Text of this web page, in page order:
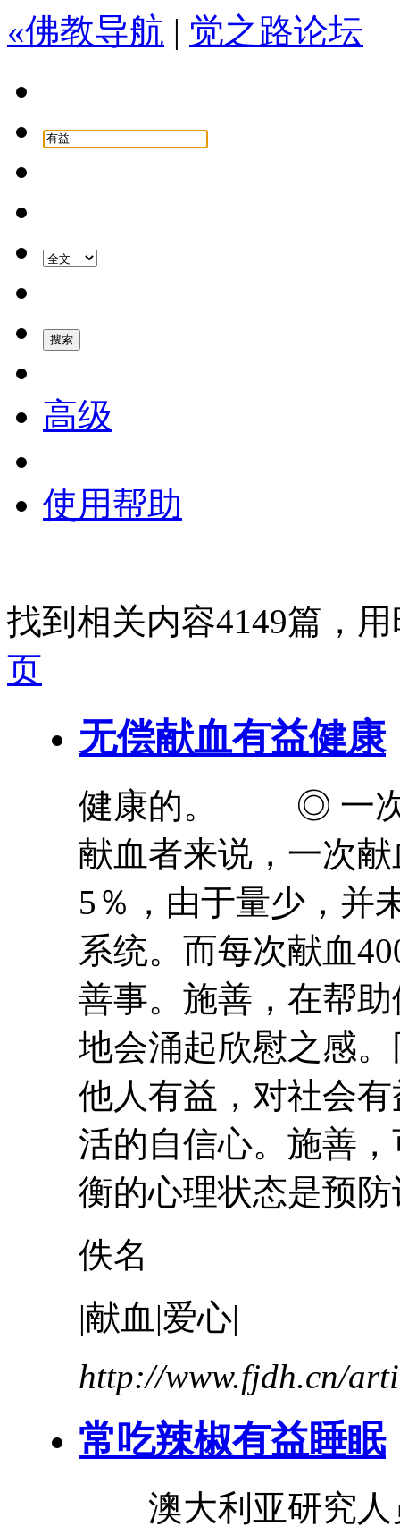
«佛教导航 | 觉之路论坛
高级
使用帮助
找到相关内容4149篇，
页
无偿献血有益健康
健康的。 ◎ 一次
献血者来说，一次
5％，由于量少，并
系统。而每次献血
善事。施善，在帮
地会涌起欣慰之感
他人有益 ，对社会有
活的自信心。施善
衡的心理状态是预
佚名
|献血|爱心|
http://www.fjdh.cn/
常吃辣椒有益睡眠
澳大利亚研究人